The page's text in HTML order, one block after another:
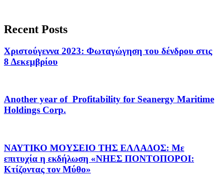
Recent Posts
Χριστούγεννα 2023: Φωταγώγηση του δένδρου στις
8 Δεκεμβρίου
Another year of Profitability for Seanergy Maritime
Holdings Corp.
ΝΑΥΤΙΚΟ ΜΟΥΣΕΙΟ ΤΗΣ ΕΛΛΑΔΟΣ: Με
επιτυχία η εκδήλωση «ΝΗΕΣ ΠΟΝΤΟΠΟΡΟΙ:
Κτίζοντας τον Μύθο»